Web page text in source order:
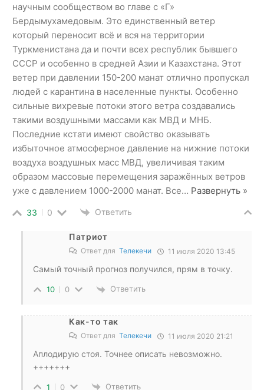
научным сообществом во главе с «Г»
Бердымухамедовым. Это единственный ветер
который переносит всё и вся на территории
Туркменистана да и почти всех республик бывшего
СССР и особенно в средней Азии и Казахстана. Этот
ветер при давлении 150-200 манат отлично пропускал
людей с карантина в населенные пункты. Особенно
сильные вихревые потоки этого ветра создавались
такими воздушными массами как МВД и МНБ.
Последние кстати имеют свойство оказывать
избыточное атмосферное давление на нижние потоки
воздуха воздушных масс МВД, увеличивая таким
образом массовые перемещения заражённых ветров
уже с давлением 1000-2000 манат. Все… Развернуть »
33 0 Ответить
Патриот
Ответ для Телекечи 11 июля 2020 13:45
Самый точный прогноз получился, прям в точку.
10 0 Ответить
Как-то так
Ответ для Телекечи 11 июля 2020 21:21
Аплодирую стоя. Точнее описать невозможно.
+++++++
1 0 Ответить